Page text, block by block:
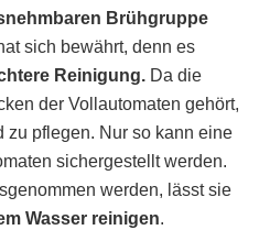
Brühgruppe
sich bewährt, denn es
Reinigung. Da die
der Vollautomaten gehört,
zu pflegen. Nur so kann eine
sichergestellt werden.
werden, lässt sie
Wasser reinigen.